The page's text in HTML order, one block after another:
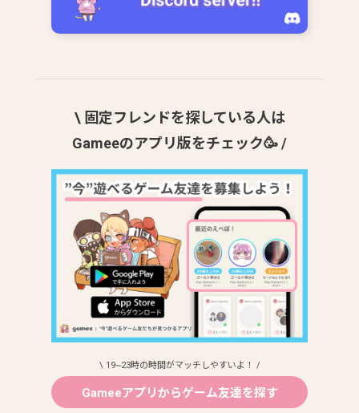
\ 固定フレンドを探している人は
Gameeのアプリ版をチェック🥳 /
\ 19~23時の時間がマッチしやすいよ！ /
Gameeアプリからゲーム友達を探す